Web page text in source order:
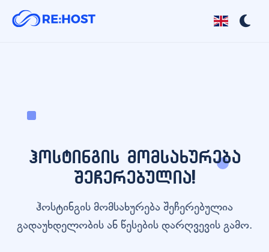
ჰოსტინგის მომსახურება
შეჩერებულია!
ჰოსტინგის მომსახურება შეჩერებულია
გადაუხდელობის ან წესების დარღვევის გამო.